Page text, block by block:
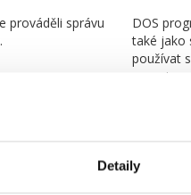
Detaily
prováděli správu
DOS
také jako
používat
Solid